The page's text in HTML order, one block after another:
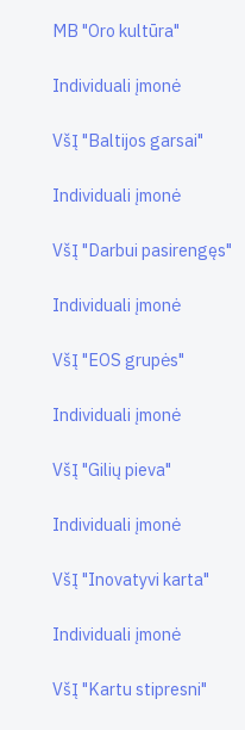
MB "Oro kultūra"
Individuali įmonė
VšĮ "Baltijos garsai"
Individuali įmonė
VšĮ "Darbui pasirengęs"
Individuali įmonė
VšĮ "EOS grupės"
Individuali įmonė
VšĮ "Gilių pieva"
Individuali įmonė
VšĮ "Inovatyvi karta"
Individuali įmonė
VšĮ "Kartu stipresni"